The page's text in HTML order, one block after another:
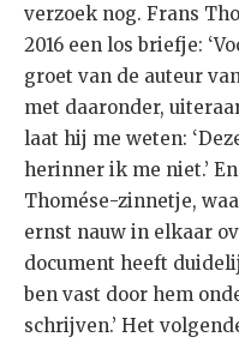
verzoek nog. Frans
2016 een los briefje:
groet van de auteur
met daaronder,
laat hij me weten:
herinner ik me niet.’
Thomése-zinnetje,
ernst nauw in elkaar
document heeft
ben vast door hem
schrijven.’ Het